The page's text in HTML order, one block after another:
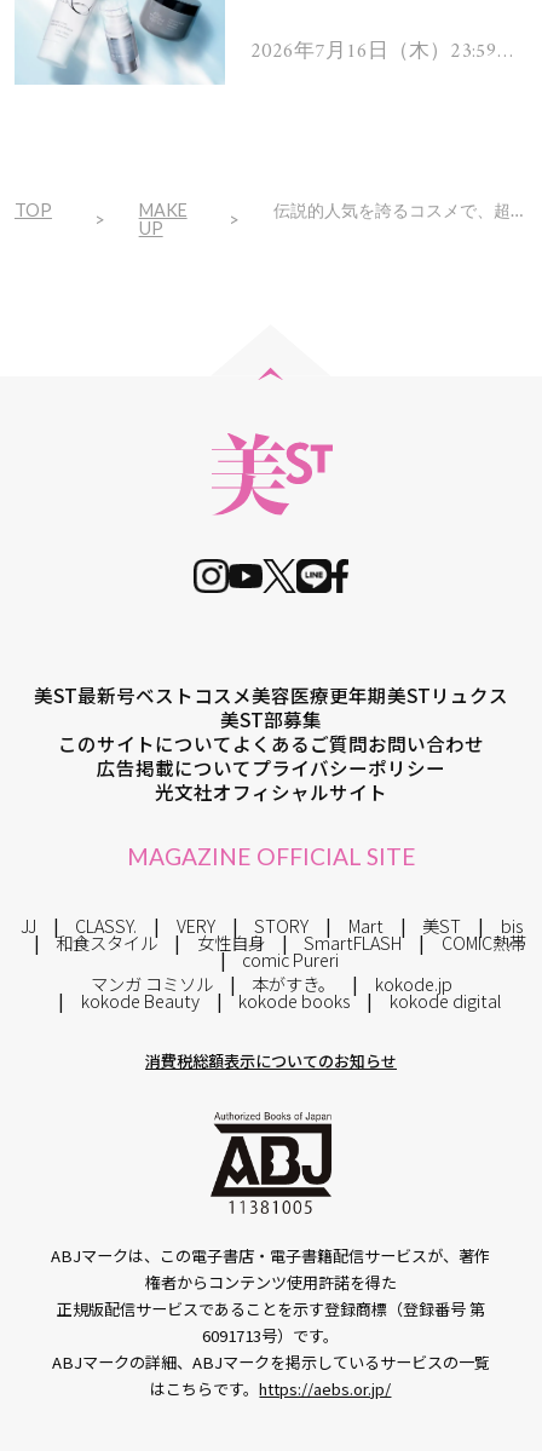
ムを13名様にプレゼン
2026年7月16日（木）23:59ま
TOP
MAKE
UP
伝説的人気を誇るコスメで、超人気ヘアメイクさんが実演！「大人のツヤ顔」
美ST最新号ベストコスメ美容医療更年期美STリュクス
美ST部募集
このサイトについてよくあるご質問お問い合わせ
広告掲載についてプライバシーポリシー
光文社オフィシャルサイト
MAGAZINE OFFICIAL SITE
JJ CLASSY. VERY STORY Mart 美ST bis
和食スタイル 女性自身 SmartFLASH COMIC熱帯
comic Pureri
マンガ コミソル
本がすき。 kokode.jp
kokode Beauty kokode books kokode digital
消費税総額表示についてのお知らせ
ABJマークは、この電子書店・電子書籍配信サービスが、著作
権者からコンテンツ使用許諾を得た
正規版配信サービスであることを示す登録商標（登録番号 第
6091713号）です。
ABJマークの詳細、ABJマークを掲示しているサービスの一覧
はこちらです。https://aebs.or.jp/